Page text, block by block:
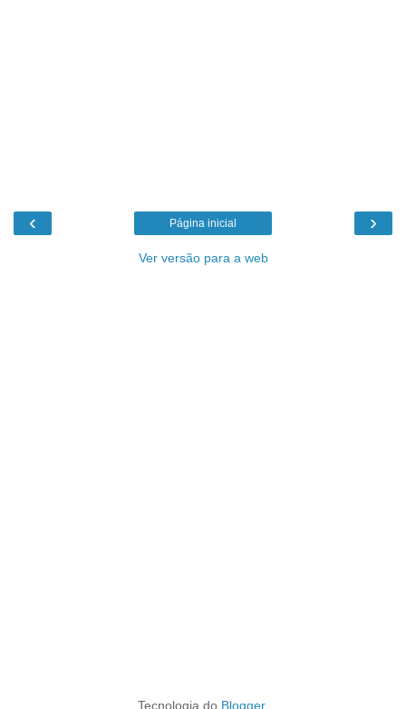
‹ ›
Página inicial
Ver versão para a web
Tecnologia do Blogger.